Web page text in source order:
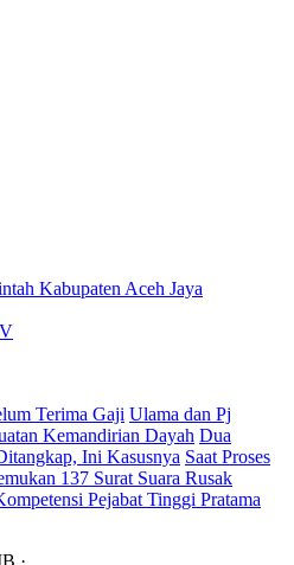
Kabupaten Aceh Jaya
Terima Gaji Ulama dan Pj
Kemandirian Dayah Dua
Ini Kasusnya Saat Proses
137 Surat Suara Rusak
Pejabat Tinggi Pratama
·